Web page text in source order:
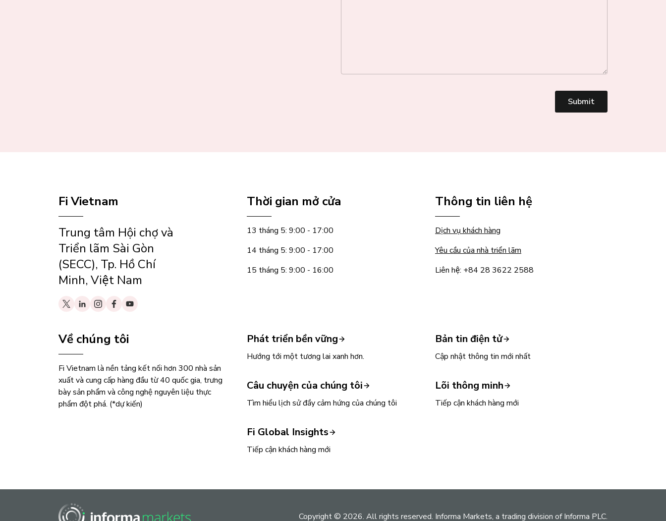
Submit
Fi Vietnam
Trung tâm Hội chợ và
Triển lãm Sài Gòn
(SECC), Tp. Hồ Chí
Minh, Việt Nam
Thời gian mở cửa
13 tháng 5: 9:00 - 17:00
14 tháng 5: 9:00 - 17:00
15 tháng 5: 9:00 - 16:00
Thông tin liên hệ
Dịch vụ khách hàng
Yêu cầu của nhà triển lãm
Liên hệ: +84 28 3622 2588
Về chúng tôi
Fi Vietnam là nền tảng kết nối hơn 300 nhà sản
xuất và cung cấp hàng đầu từ 40 quốc gia, trưng
bày sản phẩm và công nghệ nguyên liệu thực
phẩm đột phá. (*dự kiến)
Phát triển bền vững
Hướng tới một tương lai xanh hơn.
Câu chuyện của chúng tôi
Tìm hiểu lịch sử đầy cảm hứng của chúng tôi
Fi Global Insights
Tiếp cận khách hàng mới
Bản tin điện tử
Cập nhật thông tin mới nhất
Lõi thông minh
Tiếp cận khách hàng mới
Copyright © 2026. All rights reserved. Informa Markets, a trading division of Informa PLC.